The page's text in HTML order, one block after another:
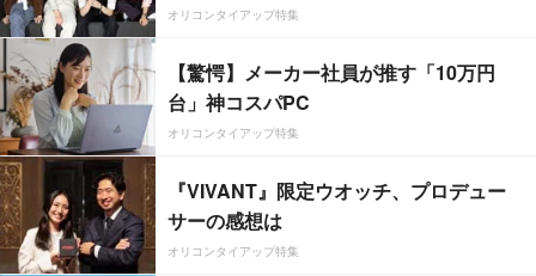
オリコンタイアップ特集
【驚愕】メーカー社員が推す「10万円
台」神コスパPC
オリコンタイアップ特集
『VIVANT』限定ウオッチ、プロデュー
サーの感想は
オリコンタイアップ特集